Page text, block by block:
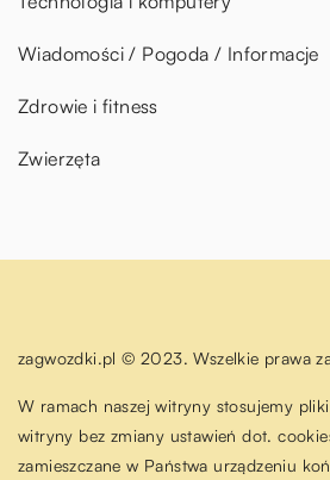
Wiadomości / Pogoda / Informacje
Zdrowie i fitness
Zwierzęta
zagwozdki.pl © 2023. Wszelkie prawa
W ramach naszej witryny stosujemy
witryny bez zmiany ustawień dot.
zamieszczane w Państwa urządzeniu